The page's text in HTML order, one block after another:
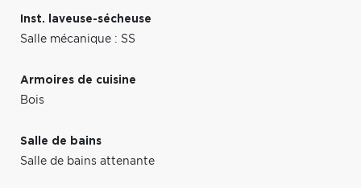
Inst. laveuse-sécheuse
Salle mécanique : SS
Armoires de cuisine
Bois
Salle de bains
Salle de bains attenante